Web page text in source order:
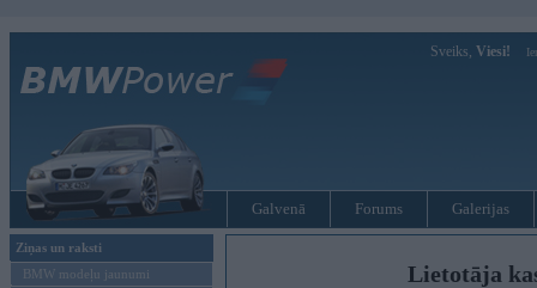
Sveiks, Viesi!
Galvenā Forums Galerijas
Ziņas un raksti
BMW modeļu jaunumi
Lietotāja